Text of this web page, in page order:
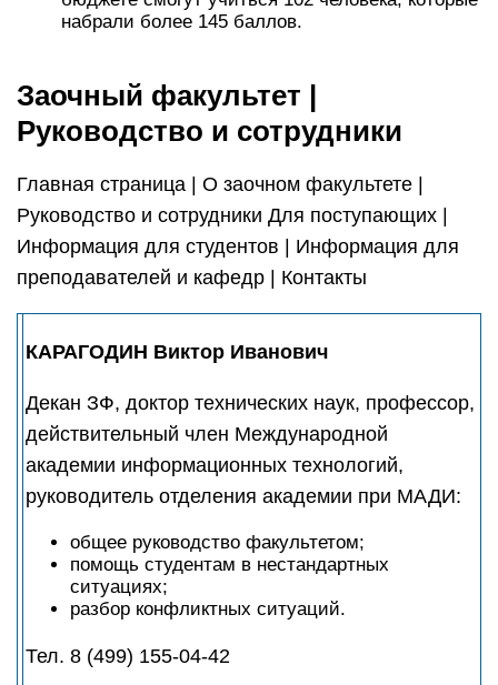
набрали более 145 баллов.
Заочный факультет |
Руководство и сотрудники
Главная страница | О заочном факультете |
Руководство и сотрудники Для поступающих |
Информация для студентов | Информация для
преподавателей и кафедр | Контакты
КАРАГОДИН Виктор Иванович
Декан ЗФ, доктор технических наук, профессор,
действительный член Международной
академии информационных технологий,
руководитель отделения академии при МАДИ:
общее руководство факультетом;
помощь студентам в нестандартных
ситуациях;
разбор конфликтных ситуаций.
Тел. 8 (499) 155-04-42